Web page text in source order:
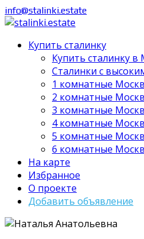
info@stalinki.estate
Купить сталинку
Купить сталинку в
Cталинки с
1 комнатные
2 комнатные
3 комнатные
4 комнатные
5 комнатные
6 комнатные
На карте
Избранное
О проекте
Добавить объявление